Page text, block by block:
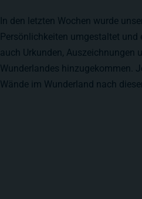
In den letzten Wochen wurde
Persönlichkeiten umgestaltet
auch Urkunden, Auszeichnungen
Wunderlandes hinzugekommen.
Wände im Wunderland nach